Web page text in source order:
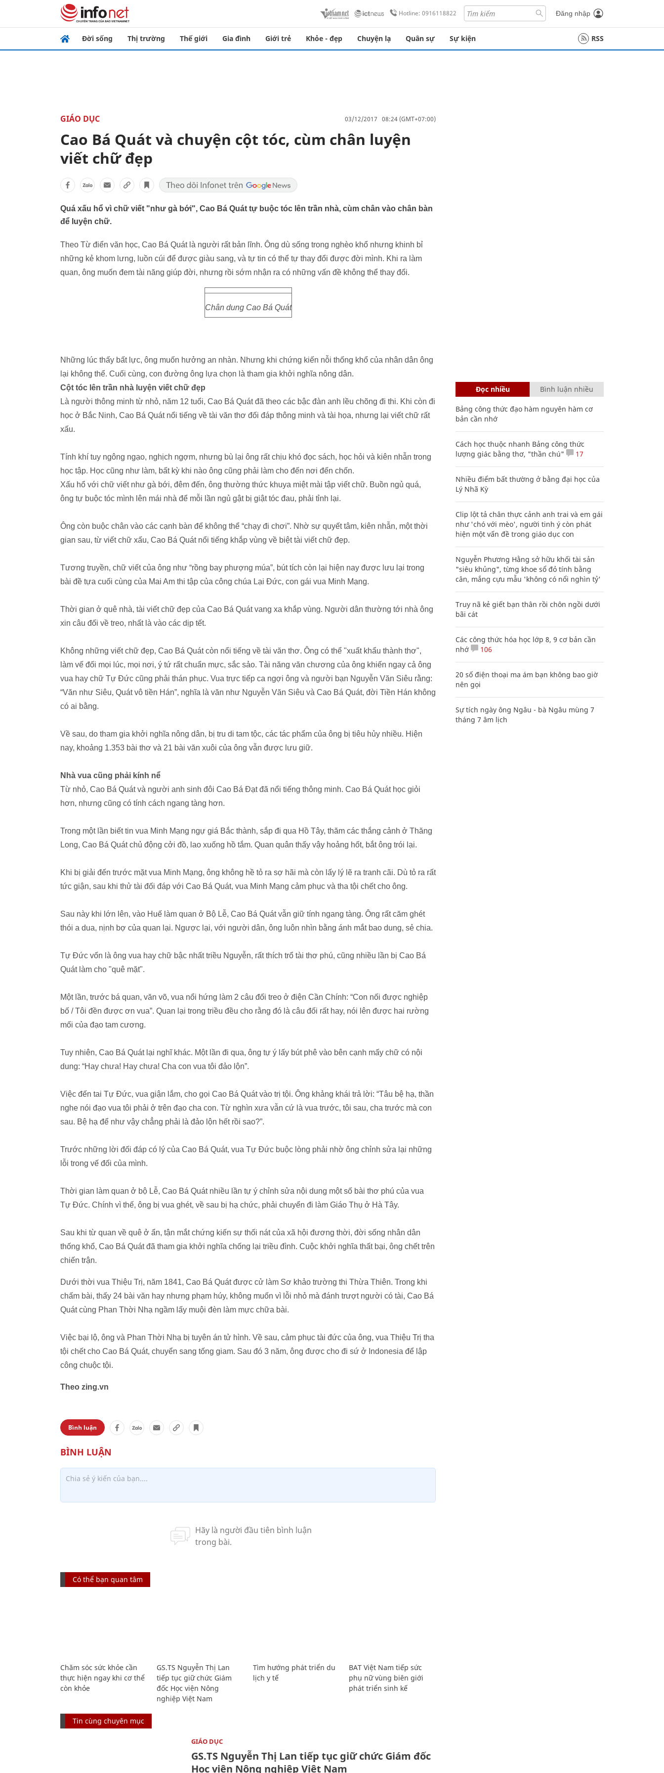
Hotline: 0916118822 Đăng nhập
Đời sống Thị trường Thế giới Gia đình Giới trẻ Khỏe - đẹp Chuyện lạ Quân sự Sự kiện RSS
GIÁO DỤC 03/12/2017 08:24 (GMT+07:00)
Cao Bá Quát và chuyện cột tóc, cùm chân luyện
viết chữ đẹp
Quá xấu hổ vì chữ viết "như gà bới", Cao Bá Quát tự buộc tóc lên trần nhà, cùm chân vào chân bàn
để luyện chữ.
Theo Từ điển văn học, Cao Bá Quát là người rất bản lĩnh. Ông dù sống trong nghèo khổ nhưng khinh bỉ
những kẻ khom lưng, luồn cúi để được giàu sang, và tự tin có thể tự thay đổi được đời mình. Khi ra làm
quan, ông muốn đem tài năng giúp đời, nhưng rồi sớm nhận ra có những vấn đề không thể thay đổi.
Chân dung Cao Bá Quát
Những lúc thấy bất lực, ông muốn hưởng an nhàn. Nhưng khi chứng kiến nỗi thống khổ của nhân dân ông
lại không thể. Cuối cùng, con đường ông lựa chọn là tham gia khởi nghĩa nông dân.
Cột tóc lên trần nhà luyện viết chữ đẹp
Là người thông minh từ nhỏ, năm 12 tuổi, Cao Bá Quát đã theo các bậc đàn anh lều chõng đi thi. Khi còn đi
học ở Bắc Ninh, Cao Bá Quát nổi tiếng về tài văn thơ đối đáp thông minh và tài họa, nhưng lại viết chữ rất
xấu.
Tính khí tuy ngông ngạo, nghịch ngợm, nhưng bù lại ông rất chịu khó đọc sách, học hỏi và kiên nhẫn trong
học tập. Học cũng như làm, bất kỳ khi nào ông cũng phải làm cho đến nơi đến chốn.
Xấu hổ với chữ viết như gà bới, đêm đến, ông thường thức khuya miệt mài tập viết chữ. Buồn ngủ quá,
ông tự buộc tóc mình lên mái nhà để mỗi lần ngủ gật bị giật tóc đau, phải tỉnh lại.
Ông còn buộc chân vào các cạnh bàn để không thể “chạy đi chơi”. Nhờ sự quyết tâm, kiên nhẫn, một thời
gian sau, từ viết chữ xấu, Cao Bá Quát nổi tiếng khắp vùng về biệt tài viết chữ đẹp.
Tương truyền, chữ viết của ông như “rồng bay phượng múa”, bút tích còn lại hiện nay được lưu lại trong
bài đề tựa cuối cùng của Mai Am thi tập của công chúa Lại Đức, con gái vua Minh Mạng.
Thời gian ở quê nhà, tài viết chữ đẹp của Cao Bá Quát vang xa khắp vùng. Người dân thường tới nhà ông
xin câu đối về treo, nhất là vào các dịp tết.
Không những viết chữ đẹp, Cao Bá Quát còn nổi tiếng về tài văn thơ. Ông có thể "xuất khẩu thành thơ",
làm vế đối mọi lúc, mọi nơi, ý tứ rất chuẩn mực, sắc sảo. Tài năng văn chương của ông khiến ngay cả ông
vua hay chữ Tự Đức cũng phải thán phục. Vua trực tiếp ca ngợi ông và người bạn Nguyễn Văn Siêu rằng:
“Văn như Siêu, Quát vô tiền Hán”, nghĩa là văn như Nguyễn Văn Siêu và Cao Bá Quát, đời Tiền Hán không
có ai bằng.
Về sau, do tham gia khởi nghĩa nông dân, bị tru di tam tộc, các tác phẩm của ông bị tiêu hủy nhiều. Hiện
nay, khoảng 1.353 bài thơ và 21 bài văn xuôi của ông vẫn được lưu giữ.
Nhà vua cũng phải kính nể
Từ nhỏ, Cao Bá Quát và người anh sinh đôi Cao Bá Đạt đã nổi tiếng thông minh. Cao Bá Quát học giỏi
hơn, nhưng cũng có tính cách ngang tàng hơn.
Trong một lần biết tin vua Minh Mạng ngự giá Bắc thành, sắp đi qua Hồ Tây, thăm các thắng cảnh ở Thăng
Long, Cao Bá Quát chủ động cởi đồ, lao xuống hồ tắm. Quan quân thấy vậy hoảng hốt, bắt ông trói lại.
Khi bị giải đến trước mặt vua Minh Mạng, ông không hề tỏ ra sợ hãi mà còn lấy lý lẽ ra tranh cãi. Dù tỏ ra rất
tức giận, sau khi thử tài đối đáp với Cao Bá Quát, vua Minh Mạng cảm phục và tha tội chết cho ông.
Sau này khi lớn lên, vào Huế làm quan ở Bộ Lễ, Cao Bá Quát vẫn giữ tính ngang tàng. Ông rất căm ghét
thói a dua, nịnh bợ của quan lại. Ngược lại, với người dân, ông luôn nhìn bằng ánh mắt bao dung, sẻ chia.
Tự Đức vốn là ông vua hay chữ bậc nhất triều Nguyễn, rất thích trổ tài thơ phú, cũng nhiều lần bị Cao Bá
Quát làm cho "quê mặt".
Một lần, trước bá quan, văn võ, vua nổi hứng làm 2 câu đối treo ở điện Cần Chính: “Con nối được nghiệp
bố / Tôi đền được ơn vua”. Quan lại trong triều đều cho rằng đó là câu đối rất hay, nói lên được hai rường
mối của đạo tam cương.
Tuy nhiên, Cao Bá Quát lại nghĩ khác. Một lần đi qua, ông tự ý lấy bút phê vào bên cạnh mấy chữ có nội
dung: “Hay chưa! Hay chưa! Cha con vua tôi đảo lộn”.
Việc đến tai Tự Đức, vua giận lắm, cho gọi Cao Bá Quát vào trị tội. Ông khảng khái trả lời: “Tâu bệ hạ, thần
nghe nói đạo vua tôi phải ở trên đạo cha con. Từ nghìn xưa vẫn cứ là vua trước, tôi sau, cha trước mà con
sau. Bệ hạ để như vậy chẳng phải là đảo lộn hết rồi sao?”.
Trước những lời đối đáp có lý của Cao Bá Quát, vua Tự Đức buộc lòng phải nhờ ông chỉnh sửa lại những
lỗi trong vế đối của mình.
Thời gian làm quan ở bộ Lễ, Cao Bá Quát nhiều lần tự ý chỉnh sửa nội dung một số bài thơ phú của vua
Tự Đức. Chính vì thế, ông bị vua ghét, về sau bị hạ chức, phải chuyển đi làm Giáo Thụ ở Hà Tây.
Sau khi từ quan về quê ở ẩn, tận mắt chứng kiến sự thối nát của xã hội đương thời, đời sống nhân dân
thống khổ, Cao Bá Quát đã tham gia khởi nghĩa chống lại triều đình. Cuộc khởi nghĩa thất bại, ông chết trên
chiến trận.
Dưới thời vua Thiệu Trị, năm 1841, Cao Bá Quát được cử làm Sơ khảo trường thi Thừa Thiên. Trong khi
chấm bài, thấy 24 bài văn hay nhưng phạm húy, không muốn vì lỗi nhỏ mà đánh trượt người có tài, Cao Bá
Quát cùng Phan Thời Nhạ ngầm lấy muội đèn làm mực chữa bài.
Việc bại lộ, ông và Phan Thời Nhạ bị tuyên án tử hình. Về sau, cảm phục tài đức của ông, vua Thiệu Trị tha
tội chết cho Cao Bá Quát, chuyển sang tống giam. Sau đó 3 năm, ông được cho đi sứ ở Indonesia để lập
công chuộc tội.
Theo zing.vn
Bình luận
Có thể bạn quan tâm
Chăm sóc sức khỏe cần
thực hiện ngay khi cơ thể
còn khỏe
GS.TS Nguyễn Thị Lan
tiếp tục giữ chức Giám
đốc Học viện Nông
nghiệp Việt Nam
Tìm hướng phát triển du
lịch y tế
BAT Việt Nam tiếp sức
phụ nữ vùng biên giới
phát triển sinh kế
Tin cùng chuyên mục
GIÁO DỤC
GS.TS Nguyễn Thị Lan tiếp tục giữ chức Giám đốc
Học viện Nông nghiệp Việt Nam
Đọc nhiều Bình luận nhiều
Bảng công thức đạo hàm nguyên hàm cơ
bản cần nhớ
Cách học thuộc nhanh Bảng công thức
lượng giác bằng thơ, "thần chú"
17
Nhiều điểm bất thường ở bằng đại học của
Lý Nhã Kỳ
Clip lột tả chân thực cảnh anh trai và em gái
như 'chó với mèo', người tinh ý còn phát
hiện một vấn đề trong giáo dục con
Nguyễn Phương Hằng sở hữu khối tài sản
"siêu khủng", từng khoe sổ đỏ tính bằng
cân, mắng cựu mẫu 'không có nổi nghìn tỷ'
Truy nã kẻ giết bạn thân rồi chôn ngồi dưới
bãi cát
Các công thức hóa học lớp 8, 9 cơ bản cần
nhớ
106
20 số điện thoại ma ám bạn không bao giờ
nên gọi
Sự tích ngày ông Ngâu - bà Ngâu mùng 7
tháng 7 âm lịch